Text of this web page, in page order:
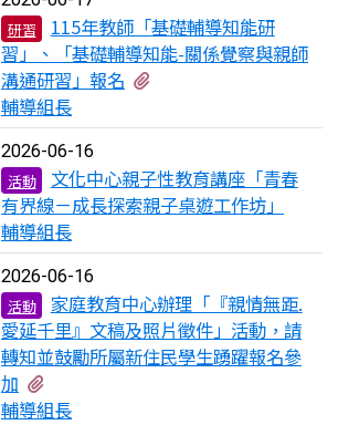
研習
115年教師「基礎輔導知能研
習」、「基礎輔導知能-關係覺察與親師
溝通研習」報名
輔導組長
2026-06-16
活動
文化中心親子性教育講座「青春
有界線－成長探索親子桌遊工作坊」
輔導組長
2026-06-16
活動
家庭教育中心辦理「『親情無距.
愛延千里』文稿及照片徵件」活動，請
轉知並鼓勵所屬新住民學生踴躍報名參
加
輔導組長